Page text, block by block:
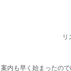
案内も早く始まったの